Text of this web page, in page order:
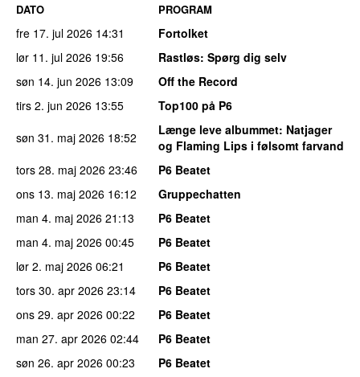
DATO PROGRAM
fre 17. jul 2026 14:31
Fortolket
lør 11. jul 2026 19:56 Rastløs: Spørg dig selv
søn 14. jun 2026 13:09
Off the Record
tirs 2. jun 2026 13:55
Top100 på P6
søn 31. maj 2026 18:52 Længe leve albummet: Natjager
og Flaming Lips i følsomt farvand
tors 28. maj 2026 23:46
P6 Beatet
ons 13. maj 2026 16:12
Gruppechatten
man 4. maj 2026 21:13
P6 Beatet
man 4. maj 2026 00:45
P6 Beatet
lør 2. maj 2026 06:21
P6 Beatet
tors 30. apr 2026 23:14
P6 Beatet
ons 29. apr 2026 00:22
P6 Beatet
man 27. apr 2026 02:44
P6 Beatet
søn 26. apr 2026 00:23
P6 Beatet